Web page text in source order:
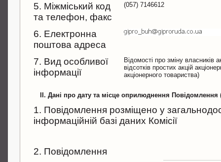
5. Міжміський код
та телефон, факс
(057) 7146612
6. Електронна
поштова адреса
7. Вид особливої
інформації
Відомості про зміну власників
відсотків простих акцій
акціонерного товариства)
II. Дані про дату та місце оприлюднення
1. Повідомлення розміщено у
інформаційній базі даних Комісії
2. Повідомлення